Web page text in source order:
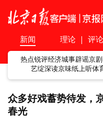
新闻 理论 | 评论
热点锐评经济城事辟谣京剧
艺绽深读京味纸上听体
众多好戏蓄势待发，
春光